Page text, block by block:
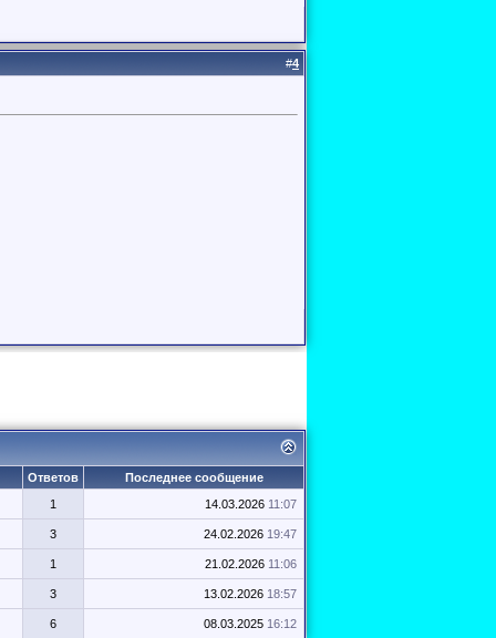
#4
Ответов
Последнее сообщение
1
14.03.2026 11:07
3 24.02.2026 19:47
1 21.02.2026 11:06
3 13.02.2026 18:57
6 08.03.2025 16:12